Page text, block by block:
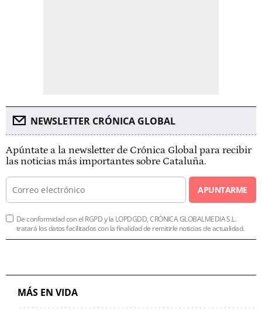
NEWSLETTER CRÓNICA GLOBAL
Apúntate a la newsletter de Crónica Global para recibir
las noticias más importantes sobre Cataluña.
APUNTARME
De conformidad con el RGPD y la LOPDGDD, CRÓNICA GLOBALMEDIA S.L.
tratará los datos facilitados con la finalidad de remitirle noticias de actualidad.
MÁS EN VIDA